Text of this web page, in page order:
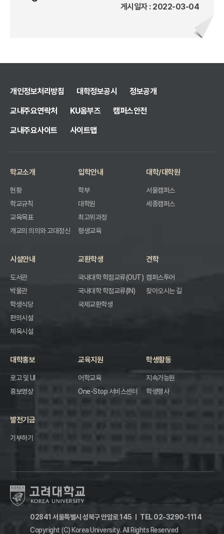
게시일자 : 2022-03-04
개인정보처리방침 대학정보공시 정보공개
교내주요연락처 KU옴부즈 캠퍼스안전
교내주요사이트 사이트맵
학교소개
현황
학교규칙
교육목표
개교의 의의와 고대정신
입학안내
학부
대학원
최고위과정
평생교육
대학/대학원
서울캠퍼스
세종캠퍼스
시설안내
도서관
박물관
학생식당
편의시설
체육시설
교환학생
국내대학 학점교류(OUT)
국내대학 학점교류(IN)
국제교환학생
견학
캠퍼스투어
찾아오시는 길
대학홍보
로고 및 UI
홍보영상
교육지원
어학교육
One-Stop 서비스센터
학생활동
지속가능원
학생행사
발전기금
기부하기
02841 서울특별시 성북구 안암로 145
TEL 02-3290-1114
Copyright (C) Korea University.All Rights Reserved